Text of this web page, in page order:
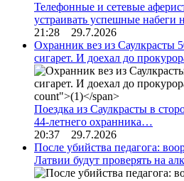
Телефонные и сетевые
устраивать успешные набеги
21:28 29.7.2026
Охранник вез из Саулкрасты
сигарет. И доехал до
Поездка из Саулкрасты в
44-летнего охранника…
20:37 29.7.2026
После убийства педагога:
Латвии будут проверять на